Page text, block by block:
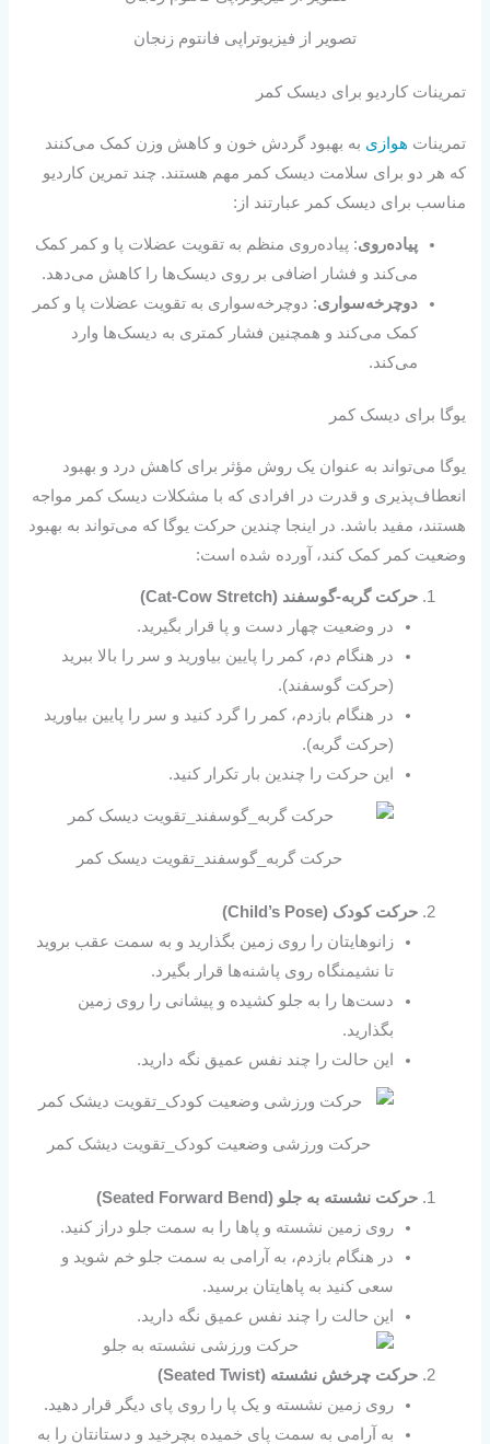
تصویر از فیزیوتراپی فانتوم زنجان
تمرینات کاردیو برای دیسک کمر
تمرینات هوازی به بهبود گردش خون و کاهش وزن کمک می‌کنند
که هر دو برای سلامت دیسک کمر مهم هستند. چند تمرین کاردیو
مناسب برای دیسک کمر عبارتند از:
پیاده‌روی: پیاده‌روی منظم به تقویت عضلات پا و کمر کمک
می‌کند و فشار اضافی بر روی دیسک‌ها را کاهش می‌دهد.
دوچرخه‌سواری: دوچرخه‌سواری به تقویت عضلات پا و کمر
کمک می‌کند و همچنین فشار کمتری به دیسک‌ها وارد
می‌کند.
یوگا برای دیسک کمر
یوگا می‌تواند به عنوان یک روش مؤثر برای کاهش درد و بهبود
انعطاف‌پذیری و قدرت در افرادی که با مشکلات دیسک کمر مواجه
هستند، مفید باشد. در اینجا چندین حرکت یوگا که می‌تواند به بهبود
وضعیت کمر کمک کند، آورده شده است:
حرکت گربه-گوسفند (Cat-Cow Stretch)
در وضعیت چهار دست و پا قرار بگیرید.
در هنگام دم، کمر را پایین بیاورید و سر را بالا ببرید
(حرکت گوسفند).
در هنگام بازدم، کمر را گرد کنید و سر را پایین بیاورید
(حرکت گربه).
این حرکت را چندین بار تکرار کنید.
حرکت گربه_گوسفند_تقویت دیسک کمر
حرکت کودک (Child’s Pose)
زانوهایتان را روی زمین بگذارید و به سمت عقب بروید
تا نشیمنگاه روی پاشنه‌ها قرار بگیرد.
دست‌ها را به جلو کشیده و پیشانی را روی زمین
بگذارید.
این حالت را چند نفس عمیق نگه دارید.
حرکت ورزشی وضعیت کودک_تقویت دیشک کمر
حرکت نشسته به جلو (Seated Forward Bend)
روی زمین نشسته و پاها را به سمت جلو دراز کنید.
در هنگام بازدم، به آرامی به سمت جلو خم شوید و
سعی کنید به پاهایتان برسید.
این حالت را چند نفس عمیق نگه دارید.
حرکت چرخش نشسته (Seated Twist)
روی زمین نشسته و یک پا را روی پای دیگر قرار دهید.
به آرامی به سمت پای خمیده بچرخید و دستانتان را به